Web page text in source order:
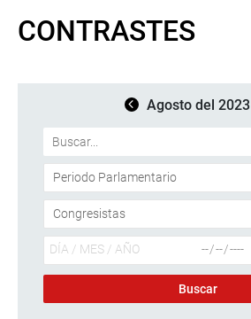
CONTRASTES
Agosto del 2023